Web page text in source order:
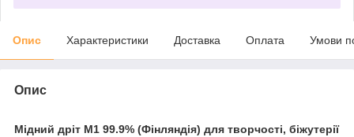
Опис Характеристики Доставка Оплата Умови
Опис
Мідний дріт М1 99.9% (Фінляндія) для творчості, біжутерії